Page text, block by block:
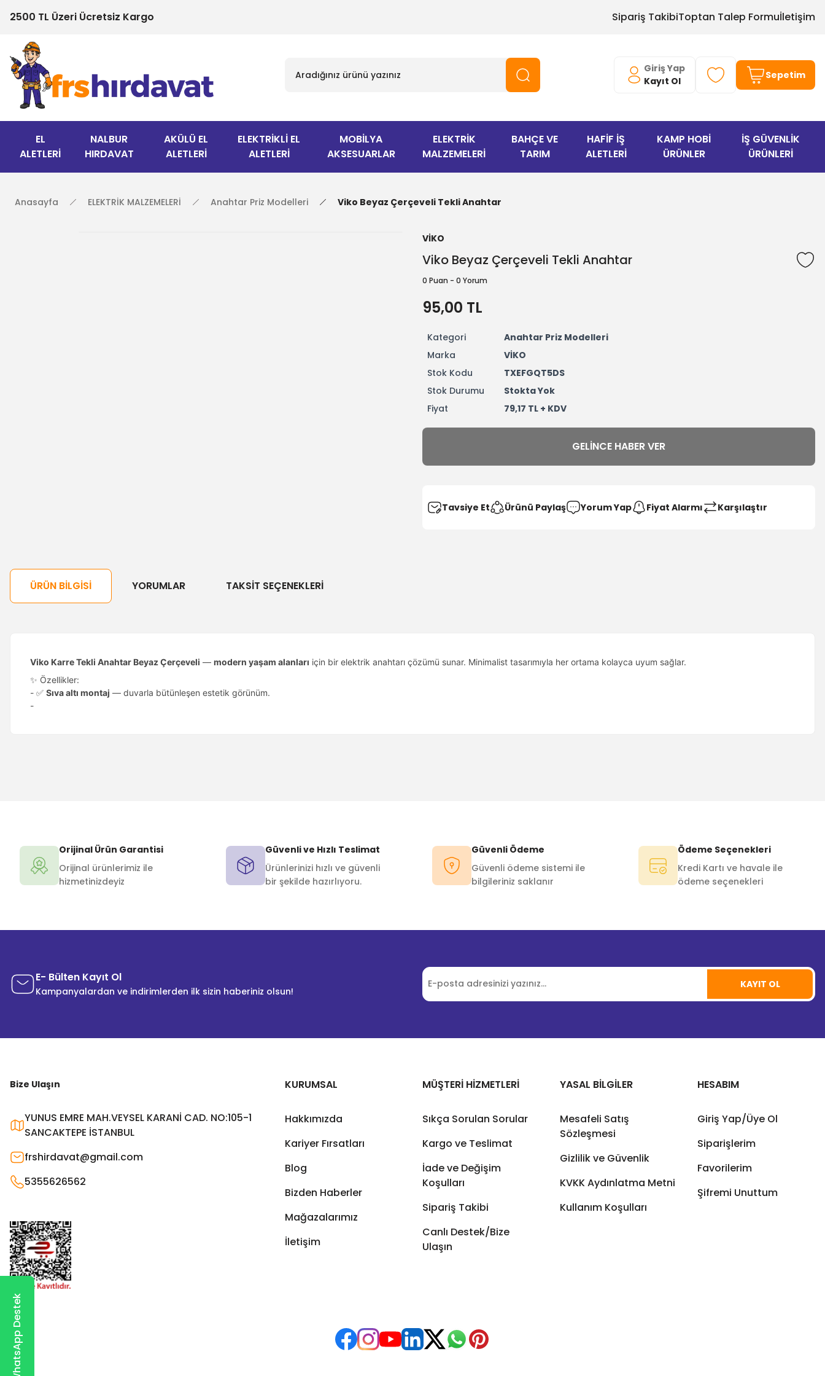
2500 TL Üzeri Ücretsiz Kargo Sipariş TakibiToptan Talep Formuİletişim
Giriş Yap
Kayıt Ol
Sepetim
EL
ALETLERİ
NALBUR
HIRDAVAT
AKÜLÜ EL
ALETLERİ
ELEKTRİKLİ EL
ALETLERİ
MOBİLYA
AKSESUARLAR
ELEKTRİK
MALZEMELERİ
BAHÇE VE
TARIM
HAFİF İŞ
ALETLERİ
KAMP HOBİ
ÜRÜNLER
İŞ GÜVENLİK
ÜRÜNLERİ
Anasayfa ELEKTRİK MALZEMELERİ Anahtar Priz Modelleri Viko Beyaz Çerçeveli Tekli Anahtar
VİKO
Viko Beyaz Çerçeveli Tekli Anahtar
0 Puan - 0 Yorum
95,00 TL
Kategori
Anahtar Priz Modelleri
Marka
VİKO
Stok Kodu
TXEFGQT5DS
Stok Durumu
Stokta Yok
Fiyat
79,17 TL + KDV
GELINCE HABER VER
Tavsiye Et Ürünü Paylaş Yorum Yap Fiyat Alarmı Karşılaştır
ÜRÜN BILGISI YORUMLAR TAKSIT SEÇENEKLERI
Viko Karre Tekli Anahtar Beyaz Çerçeveli — modern yaşam alanları için bir elektrik anahtarı çözümü sunar. Minimalist tasarımıyla her ortama kolayca uyum sağlar.
✨ Özellikler:
- ✅ Sıva altı montaj — duvarla bütünleşen estetik görünüm.
-
Yorum Yaz
Orijinal Ürün Garantisi
Orijinal ürünlerimiz ile
hizmetinizdeyiz
Güvenli ve Hızlı Teslimat
Ürünlerinizi hızlı ve güvenli
bir şekilde hazırlıyoru.
Güvenli Ödeme
Güvenli ödeme sistemi ile
bilgileriniz saklanır
Ödeme Seçenekleri
Kredi Kartı ve havale ile
ödeme seçenekleri
E- Bülten Kayıt Ol
Kampanyalardan ve indirimlerden ilk sizin haberiniz olsun!
KAYIT OL
Bize Ulaşın
YUNUS EMRE MAH.VEYSEL KARANİ CAD. NO:105-1
SANCAKTEPE İSTANBUL
frshirdavat@gmail.com
5355626562
KURUMSAL
Hakkımızda
Kariyer Fırsatları
Blog
Bizden Haberler
Mağazalarımız
İletişim
MÜŞTERİ HİZMETLERİ
Sıkça Sorulan Sorular
Kargo ve Teslimat
İade ve Değişim
Koşulları
Sipariş Takibi
Canlı Destek/Bize
Ulaşın
YASAL BİLGİLER
Mesafeli Satış
Sözleşmesi
Gizlilik ve Güvenlik
KVKK Aydınlatma Metni
Kullanım Koşulları
HESABIM
Giriş Yap/Üye Ol
Siparişlerim
Favorilerim
Şifremi Unuttum
WhatsApp Destek